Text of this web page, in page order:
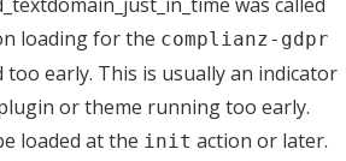
loading for the complianz-gdpr
early. This is usually an indicator
or theme running too early.
loaded at the init action or later.